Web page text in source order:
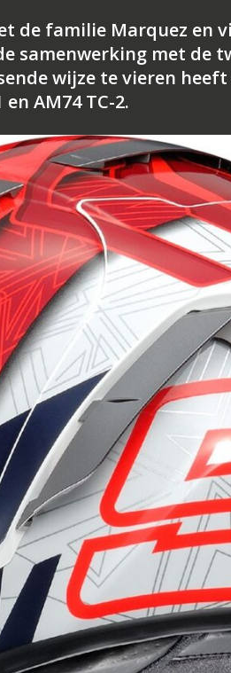
de familie Marquez en
samenwerking met de
wijze te vieren
AM74 TC-2.